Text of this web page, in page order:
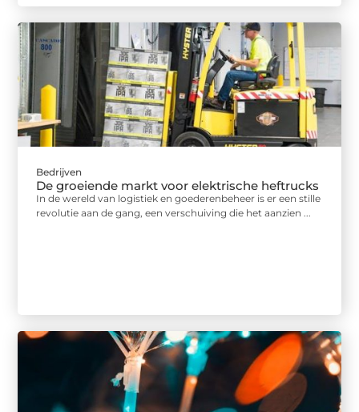
Bedrijven
De groeiende markt voor elektrische heftrucks
In de wereld van logistiek en goederenbeheer is er een stille
revolutie aan de gang, een verschuiving die het aanzien ...